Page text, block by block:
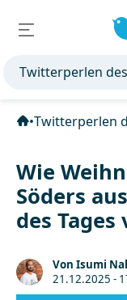
Twitterperlen
•Twitterperlen
Wie
Söders
des Tages
Von Isumi
21.12.2025 -